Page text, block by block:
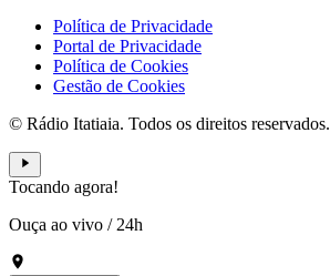
Política de Privacidade
Portal de Privacidade
Política de Cookies
Gestão de Cookies
© Rádio Itatiaia. Todos os direitos reservados.
Tocando agora!
Ouça ao vivo / 24h